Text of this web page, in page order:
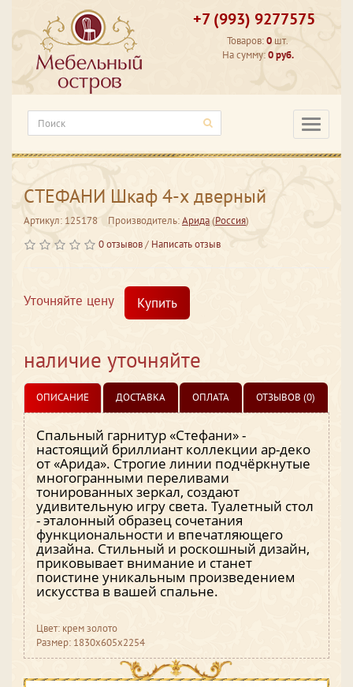
+7 (993) 9277575
Товаров:0 шт.
На сумму:0 руб.
СТЕФАНИ Шкаф 4-х дверный
Артикул: 125178 Производитель:Арида(Россия)
0 отзывов/ Написать отзыв
Уточняйте цену Купить
наличие уточняйте
ОПИСАНИЕ ДОСТАВКА ОПЛАТА ОТЗЫВОВ (0)
Спальный гарнитур «Стефани» -
настоящий бриллиант коллекции ар-деко
от «Арида». Строгие линии подчёркнутые
многогранными переливами
тонированных зеркал, создают
удивительную игру света. Туалетный стол
- эталонный образец сочетания
функциональности и впечатляющего
дизайна. Стильный и роскошный дизайн,
приковывает внимание и станет
поистине уникальным произведением
искусства в вашей спальне.
Цвет: крем золото
Размер: 1830х605х2254